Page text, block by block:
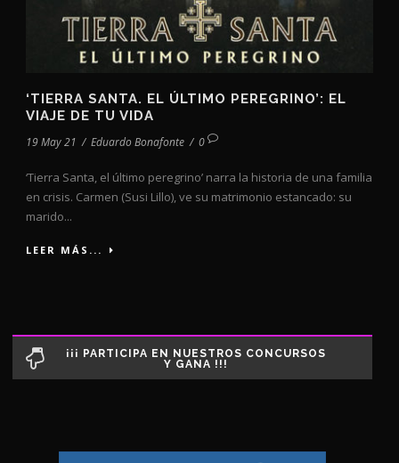
‘TIERRA SANTA. EL ÚLTIMO PEREGRINO’: EL
VIAJE DE TU VIDA
19 May 21 / Eduardo Bonafonte / 0
‘Tierra Santa, el último peregrino’ narra la historia de una familia
en crisis. Carmen (Susi Lillo), ve su matrimonio estancado: su
marido...
LEER MÁS...
¡¡¡ PARTICIPA EN NUESTROS CONCURSOS
Y GANA !!!